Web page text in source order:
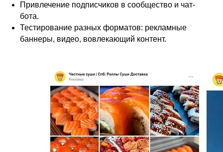
Привлечение подписчиков в сообщество и чат-
бота.
Тестирование разных форматов: рекламные
баннеры, видео, вовлекающий контент.